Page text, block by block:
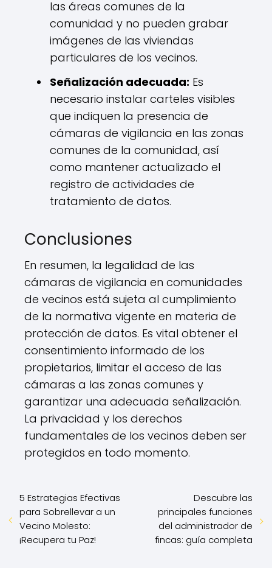
las áreas comunes de la
comunidad y no pueden grabar
imágenes de las viviendas
particulares de los vecinos.
Señalización adecuada: Es
necesario instalar carteles visibles
que indiquen la presencia de
cámaras de vigilancia en las zonas
comunes de la comunidad, así
como mantener actualizado el
registro de actividades de
tratamiento de datos.
Conclusiones
En resumen, la legalidad de las
cámaras de vigilancia en comunidades
de vecinos está sujeta al cumplimiento
de la normativa vigente en materia de
protección de datos. Es vital obtener el
consentimiento informado de los
propietarios, limitar el acceso de las
cámaras a las zonas comunes y
garantizar una adecuada señalización.
La privacidad y los derechos
fundamentales de los vecinos deben ser
protegidos en todo momento.
5 Estrategias Efectivas
para Sobrellevar a un
Vecino Molesto:
¡Recupera tu Paz!
Descubre las
principales funciones
del administrador de
fincas: guía completa